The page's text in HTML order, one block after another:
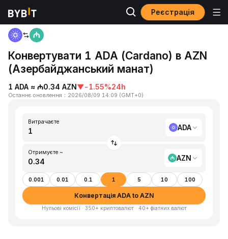
Реєстрація
Головна
Конвертувати 1 ADA (Cardano) в AZN
(Азербайджанський манат)
1 ADA ≈ ₼0.34 AZN▼-1.55%24h
Останнє оновлення ： 2026/08/09 14:09 (GMT+0)
Витрачаєте
ADA
Отримуєте ~
AZN
0.001 0.01 0.1 1 5 10 100
Конвертація ADA to AZN
Нульові комісії · 350+ криптовалют · 40+ фіатних валют